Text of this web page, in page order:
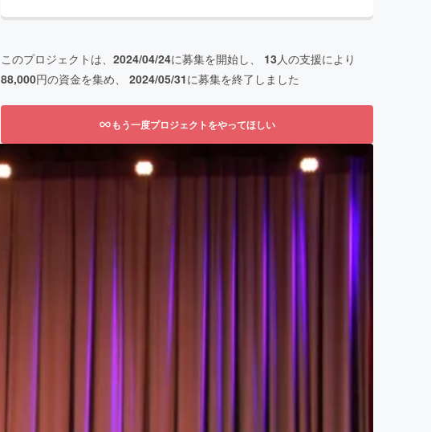
このプロジェクトは、 2024/04/24に募集を開始し、 13人の支援により
88,000円の資金を集め、 2024/05/31に募集を終了しました
もう一度プロジェクトをやってほしい